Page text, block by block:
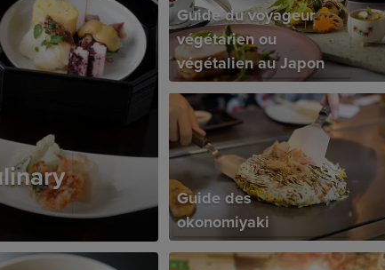
Guide du voyageur
végétarien ou
végétalien au Japon
Guide des
okonomiyaki